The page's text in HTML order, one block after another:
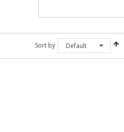
Sort by Default